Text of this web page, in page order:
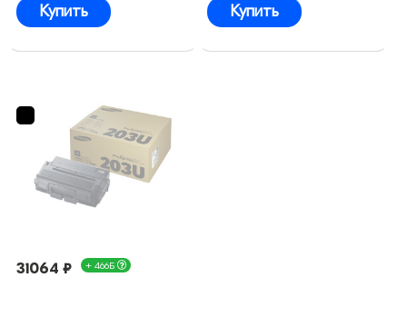
Купить Купить
31064 ₽ + 466Б